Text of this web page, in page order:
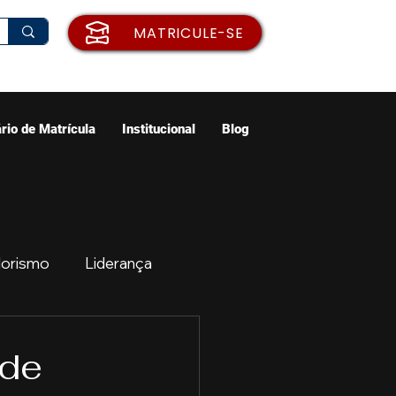
MATRICULE-SE
de Matrícula Institucional Blog
Liderança